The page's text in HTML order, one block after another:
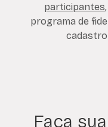
participantes
programa de
Faça